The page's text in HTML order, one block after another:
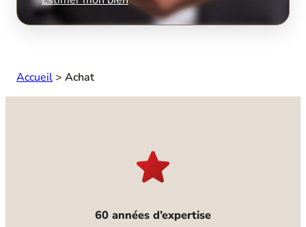
Accueil > Achat
60 années d’expertise